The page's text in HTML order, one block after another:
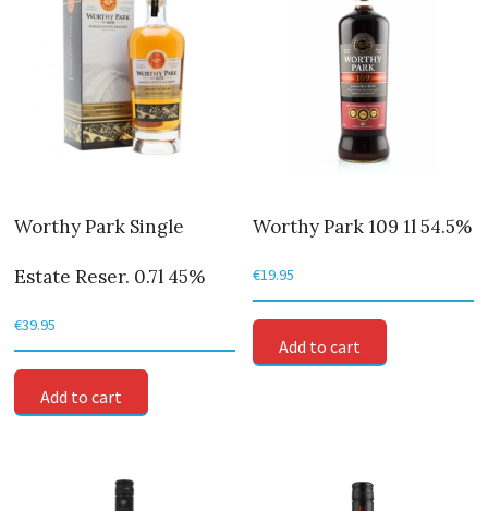
Worthy Park Single
Estate Reser. 0.7l 45%
€39.95
Add to cart
Worthy Park 109 1l 54.5%
€19.95
Add to cart